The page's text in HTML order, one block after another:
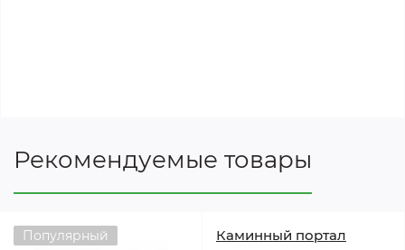
Рекомендуемые товары
Популярный
Каминный портал